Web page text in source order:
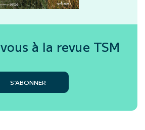
à la revue TSM
S’ABONNER